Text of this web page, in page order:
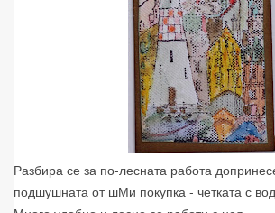
Разбира се за по-лесната работа
подшушната от шМи покупка - четката с